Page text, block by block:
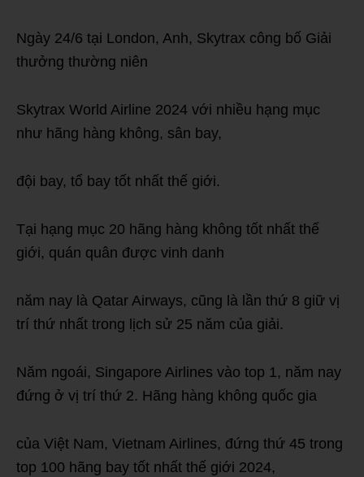
Ngày 24/6 tại London, Anh, Skytrax công bố Giải
thưởng thường niên
Skytrax World Airline 2024 với nhiều hạng mục
như hãng hàng không, sân bay,
đội bay, tổ bay tốt nhất thế giới.
Tại hạng mục 20 hãng hàng không tốt nhất thế
giới, quán quân được vinh danh
năm nay là Qatar Airways, cũng là lần thứ 8 giữ vị
trí thứ nhất trong lịch sử 25 năm của giải.
Năm ngoái, Singapore Airlines vào top 1, năm nay
đứng ở vị trí thứ 2. Hãng hàng không quốc gia
của Việt Nam, Vietnam Airlines, đứng thứ 45 trong
top 100 hãng bay tốt nhất thế giới 2024,